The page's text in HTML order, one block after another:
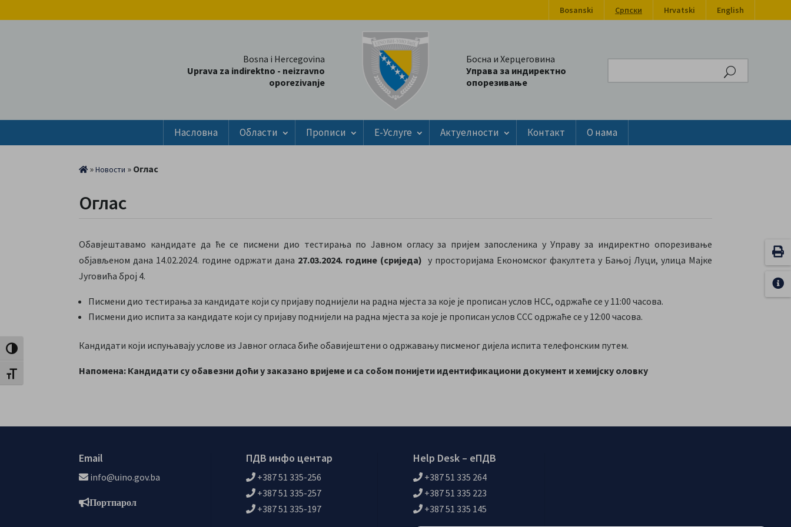
Toggle High Contrast
Toggle Font size
Bosanski Српски Hrvatski English
Bosna i Hercegovina
Uprava za indirektno - neizravno
oporezivanje
Босна и Херцеговина
Управа за индиректно
опорезивање
Насловна Области Прописи Е-Услуге Актуелности Контакт О нама
»Новости » Оглас
Оглас
Обавјештавамо кандидате да ће се писмени дио тестирања по Јавном огласу за пријем запосленика у Управу за индиректно опорезивање
објављеном дана 14.02.2024. године одржати дана 27.03.2024. године (сриједа) у просторијама Економског факултета у Бањој Луци, улица Мајке
Југовића број 4.
Писмени дио тестирања за кандидате који су пријаву поднијели на радна мјеста за које је прописан услов НСС, одржаће се у 11:00 часова.
Писмени дио испита за кандидате који су пријаву поднијели на радна мјеста за које је прописан услов ССС одржаће се у 12:00 часова.
Кандидати који испуњавају услове из Јавног огласа биће обавијештени о одржавању писменог дијела испита телефонским путем.
Напомена: Кандидати су обавезни доћи у заказано вријеме и са собом понијети идентификациони документ и хемијску оловку
Email
info@uino.gov.ba
Портпарол
ПДВ инфо центар
+387 51 335-256
+387 51 335-257
+387 51 335-197
Help Desk – еПДВ
+387 51 335 264
+387 51 335 223
+387 51 335 145